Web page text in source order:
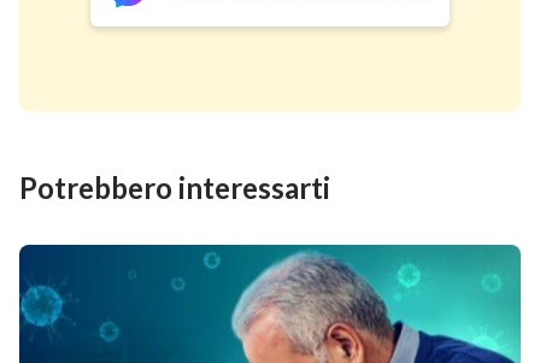
Potrebbero interessarti